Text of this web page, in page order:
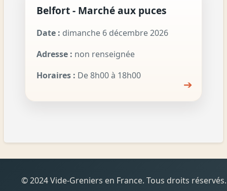
Belfort - Marché aux puces
Date : dimanche 6 décembre 2026
Adresse : non renseignée
Horaires : De 8h00 à 18h00
➔
© 2024 Vide-Greniers en France. Tous droits réservés.